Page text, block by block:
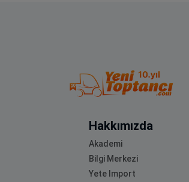
Hakkımızda
Akademi
Bilgi Merkezi
Yete Import